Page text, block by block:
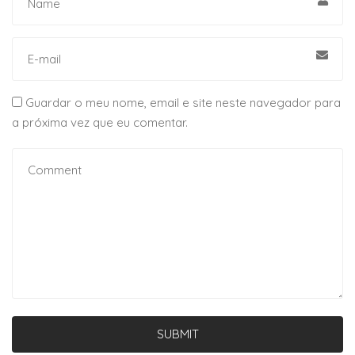
Guardar o meu nome, email e site neste navegador para
a próxima vez que eu comentar.
SUBMIT